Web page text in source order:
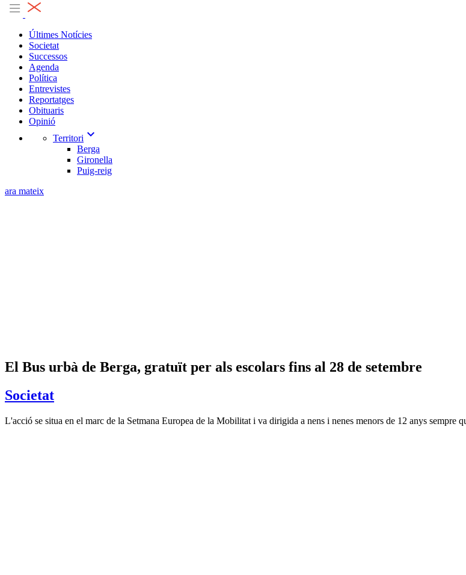
Últimes Notícies
Societat
Successos
Agenda
Política
Entrevistes
Reportatges
Obituaris
Opinió
Territori expand_more
Berga
Gironella
Puig-reig
ara mateix
El Bus urbà de Berga, gratuït per als escolars fins al 28 de setembre
Societat
L'acció se situa en el marc de la Setmana Europea de la Mobilitat i va dirigida a nens i nenes menors de 12 anys sempre